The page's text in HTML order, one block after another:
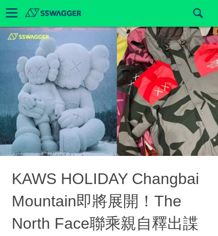
KAWS HOLIDAY Changbai
Mountain即將展開！The
North Face聯乘親自釋出諜